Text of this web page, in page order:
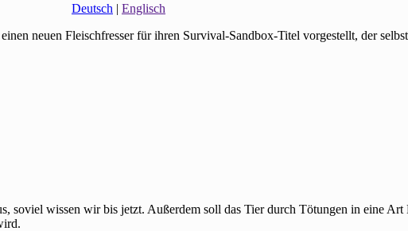
Deutsch | Englisch
einen neuen Fleischfresser für ihren Survival-Sandbox-Titel vorgestellt, der
soviel wissen wir bis jetzt. Außerdem soll das Tier durch Tötungen in eine